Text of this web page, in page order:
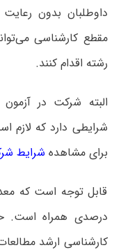
داوطلبان بدون
مقطع کارشناسی
رشته اقدام کنند.
البته شرکت در آزمون
شرایطی دارد که لازم
برای مشاهده شرایط
درصدی همراه است.
کارشناسی ارشد